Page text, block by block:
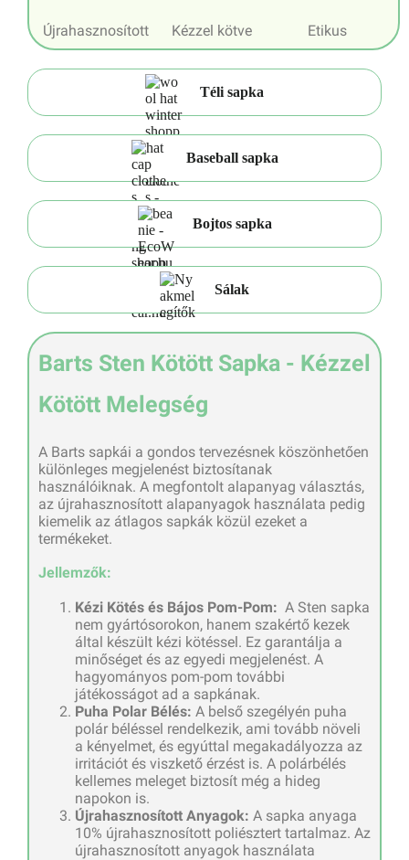
Újrahasznosított Kézzel kötve Etikus
Téli sapka
Baseball sapka
Bojtos sapka
Sálak
Barts Sten Kötött Sapka - Kézzel
Kötött Melegség
A Barts sapkái a gondos tervezésnek köszönhetően
különleges megjelenést biztosítanak
használóiknak. A megfontolt alapanyag választás,
az újrahasznosított alapanyagok használata pedig
kiemelik az átlagos sapkák közül ezeket a
termékeket.
Jellemzők:
Kézi Kötés és Bájos Pom-Pom: A Sten sapka
nem gyártósorokon, hanem szakértő kezek
által készült kézi kötéssel. Ez garantálja a
minőséget és az egyedi megjelenést. A
hagyományos pom-pom további
játékosságot ad a sapkának.
Puha Polar Bélés: A belső szegélyén puha
polár béléssel rendelkezik, ami tovább növeli
a kényelmet, és egyúttal megakadályozza az
irritációt és viszkető érzést is. A polárbélés
kellemes meleget biztosít még a hideg
napokon is.
Újrahasznosított Anyagok: A sapka anyaga
10% újrahasznosított poliésztert tartalmaz. Az
újrahasznosított anyagok használata